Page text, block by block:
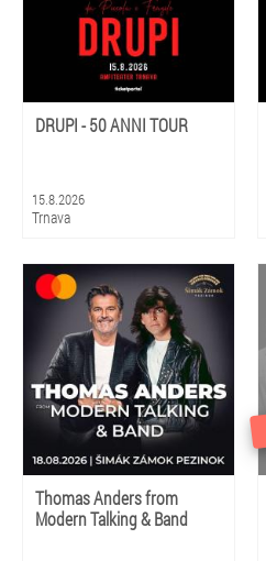
DRUPI - 50 ANNI TOUR
15.8.2026
Trnava
Thomas Anders from
Modern Talking & Band